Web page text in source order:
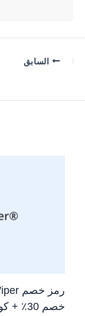
السابق
خصم 30٪ + كود دعوة